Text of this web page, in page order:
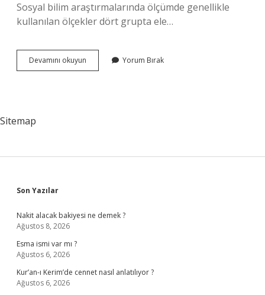
Sosyal bilim araştırmalarında ölçümde genellikle
kullanılan ölçekler dört grupta ele…
Devamını okuyun
Ölçek
Yorum Bırak
Sitemap
Sidebar
Son Yazılar
Nakit alacak bakiyesi ne demek ?
Ağustos 8, 2026
Esma ismi var mı ?
Ağustos 6, 2026
Kur’an-ı Kerim’de cennet nasıl anlatılıyor ?
Ağustos 6, 2026